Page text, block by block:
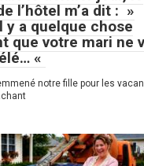
l’hôtel m’a dit : »
y a quelque chose
que votre mari ne
«
notre fille pour les